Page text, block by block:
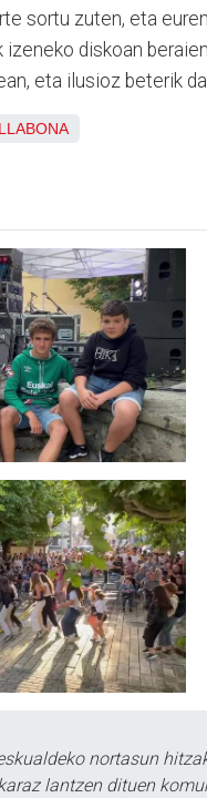
sortu zuten, eta
diskoan
eta ilusioz beterik
nortasun
lantzen dituen